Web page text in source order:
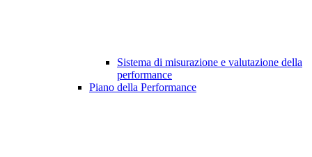
Sistema di misurazione e valutazione della
performance
Piano della Performance